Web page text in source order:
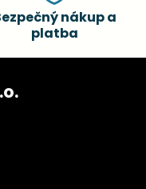
nákup a
platba